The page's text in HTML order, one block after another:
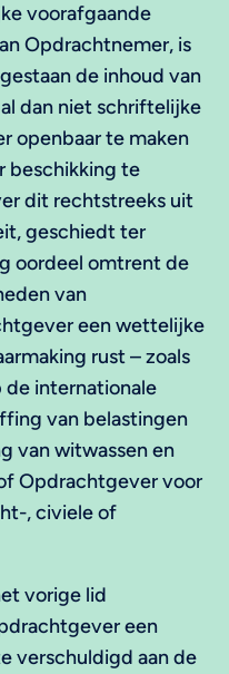
voorafgaande
Opdrachtnemer, is
de inhoud van
dan niet schriftelijke
openbaar te maken
beschikking te
dit rechtstreeks uit
geschiedt ter
oordeel omtrent de
van
een wettelijke
rust – zoals
internationale
van belastingen
van witwassen en
Opdrachtgever voor
, civiele of
vorige lid
een
verschuldigd aan de